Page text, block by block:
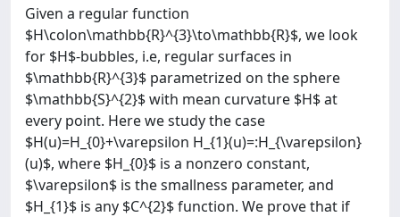
Given a regular function
$H\colon\mathbb{R}^{3}\to\mathbb{R}$, we look
for $H$-bubbles, i.e, regular surfaces in
$\mathbb{R}^{3}$ parametrized on the sphere
$\mathbb{S}^{2}$ with mean curvature $H$ at
every point. Here we study the case
$H(u)=H_{0}+\varepsilon H_{1}(u)=:H_{\varepsilon}
(u)$, where $H_{0}$ is a nonzero constant,
$\varepsilon$ is the smallness parameter, and
$H_{1}$ is any $C^{2}$ function. We prove that if